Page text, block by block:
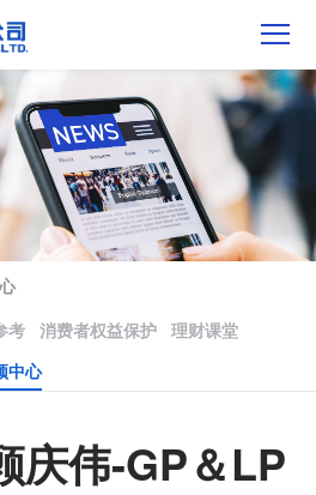
考 消费者权益保护
理财课堂
中心
庆伟-GP＆LP